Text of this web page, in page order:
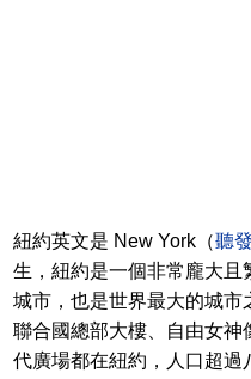
紐約英文是 New York（聽
生，紐約是一個非常龐大且
城市，也是世界最大的城市
聯合國總部大樓、自由女
代廣場都在紐約，人口超過